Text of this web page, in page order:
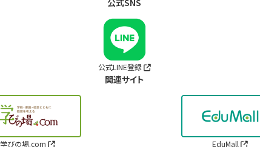
公式SNS
公式LINE登録
関連サイト
学びの場.com EduMall